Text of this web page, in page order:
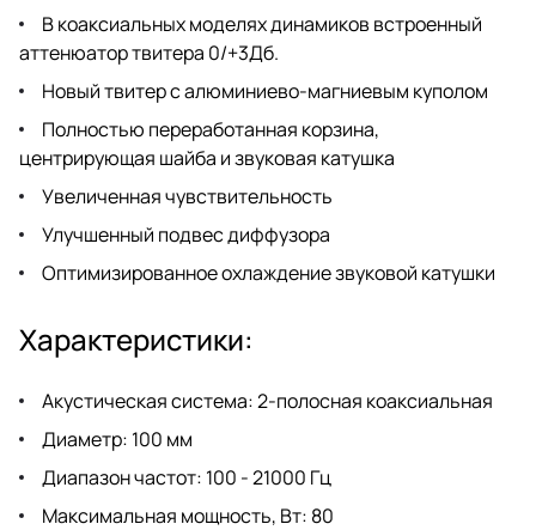
В коаксиальных моделях динамиков встроенный
аттенюатор твитера 0/+3Дб.
Новый твитер с алюминиево-магниевым куполом
Полностью переработанная корзина,
центрирующая шайба и звуковая катушка
Увеличенная чувствительность
Улучшенный подвес диффузора
Оптимизированное охлаждение звуковой катушки
Характеристики:
Акустическая система: 2-полосная коаксиальная
Диаметр: 100 мм
Диапазон частот: 100 - 21000 Гц
Максимальная мощность, Вт: 80